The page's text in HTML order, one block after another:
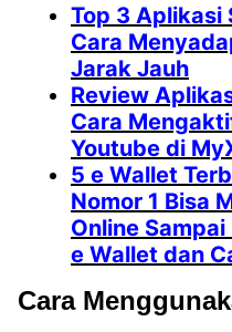
Top 3 Aplikasi
Cara
Jarak Jauh
Review
Cara
Youtube di
5 e Wallet
Nomor 1 Bisa
Online
e Wallet dan
Cara